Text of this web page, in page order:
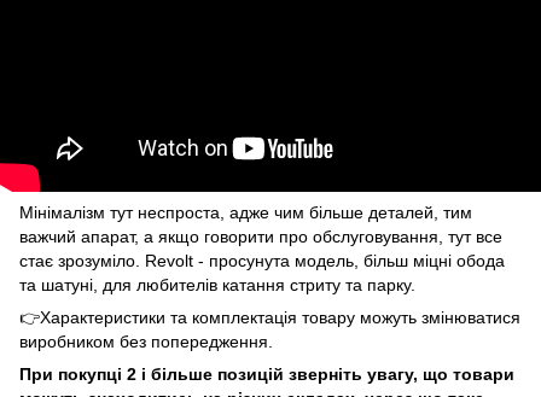
Мінімалізм тут неспроста, адже чим більше деталей, тим
важчий апарат, а якщо говорити про обслуговування, тут все
стає зрозуміло. Revolt - просунута модель, більш міцні обода
та шатуні, для любителів катання стриту та парку.
👉Характеристики та комплектація товару можуть змінюватися
виробником без попередження.
При покупці 2 і більше позицій зверніть увагу, що товари